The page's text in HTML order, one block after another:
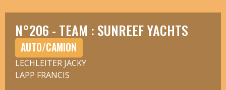
N°206 - TEAM : SUNREEF YACHTS
AUTO/CAMION
LECHLEITER JACKY
LAPP FRANCIS